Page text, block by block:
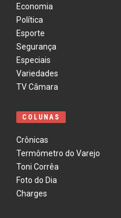
Economia
Política
Esporte
Segurança
Especiais
Variedades
TV Câmara
COLUNAS
Crônicas
Termômetro do Varejo
Toni Corrêa
Foto do Dia
Charges